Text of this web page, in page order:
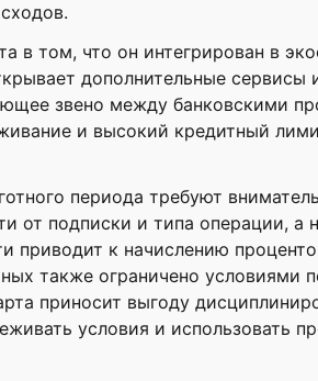
в том, что он интегрирован в
дополнительные сервисы
звено между банковскими
и высокий кредитный
периода требуют
от подписки и типа операции, а
приводит к начислению
также ограничено условиями
приносит выгоду
условия и использовать